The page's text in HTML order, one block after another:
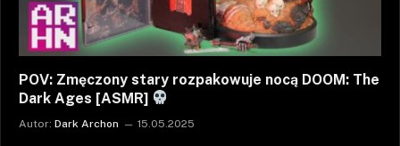
POV: Zmęczony stary rozpakowuje nocą DOOM: The
Dark Ages [ASMR]
Autor: Dark Archon 15.05.2025